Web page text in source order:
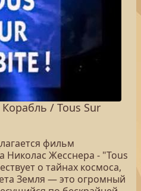
/ Tous Sur
фильм
Николас Жесснера - "Tous
о тайнах космоса,
Земля — это огромный